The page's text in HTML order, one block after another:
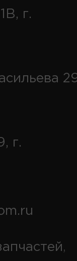
г.
г.
,